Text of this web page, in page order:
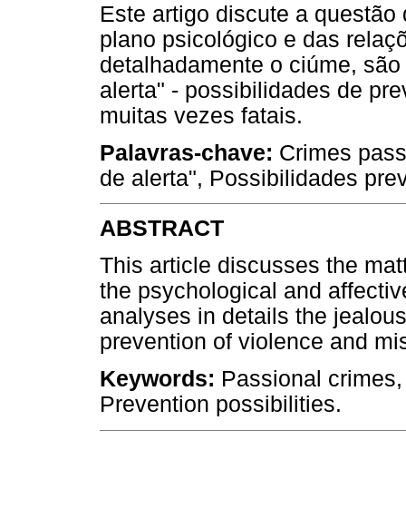
Este artigo discute a
plano psicológico e das
detalhadamente o ciúme,
alerta" - possibilidades de
muitas vezes fatais.
Palavras-chave: Crimes
de alerta", Possibilidades
ABSTRACT
This article discusses the
the psychological and
analyses in details the
prevention of violence and
Keywords: Passional
Prevention possibilities.